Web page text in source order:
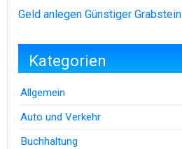
Geld anlegen Günstiger Grabstein
Kategorien
Allgemein
Auto und Verkehr
Buchhaltung